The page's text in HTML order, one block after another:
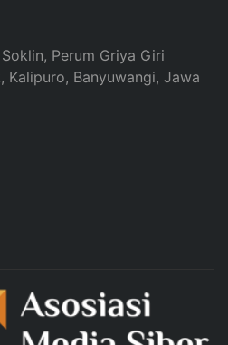
Perum Griya Giri
Kalipuro, Banyuwangi, Jawa